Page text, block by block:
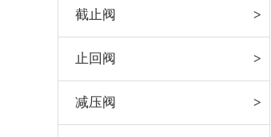
截止阀
止回阀
减压阀